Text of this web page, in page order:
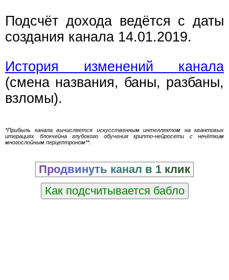
Подсчёт дохода ведётся с даты
создания канала 14.01.2019.
История изменений канала
(смена названия, баны, разбаны,
взломы).
*Прибыль канала вычисляется искусственным интеллектом на квантовых
итерациях блокчейна глубокого обучения крипто-нейросети с нечётким
многослойным перцептроном**.
Продвинуть канал в 1 клик
Как подсчитывается бабло